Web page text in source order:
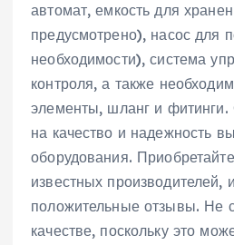
автомат‚ емкость для
предусмотрено)‚ насос для
необходимости)‚ система
контроля‚ а также
элементы‚ шланг и
на качество и надежность
оборудования.
известных
положительные отзывы. Не
качестве‚ поскольку это